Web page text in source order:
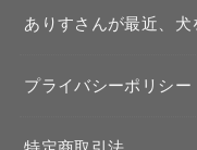
ありすさんが最近、犬
プライバシーポリシー